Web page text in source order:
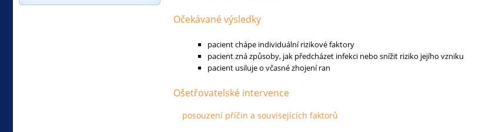
Očekávané výsledky
pacient chápe individuální rizikové faktory
pacient zná způsoby, jak předcházet infekci nebo snížit riziko jejího vzniku
pacient usiluje o včasné zhojení ran
Ošetřovatelské intervence
posouzení příčin a souvisejících faktorů